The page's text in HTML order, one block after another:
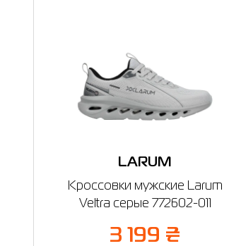
LARUM
Кроссовки мужские Larum
Veltra серые 772602-011
3 199 ₴